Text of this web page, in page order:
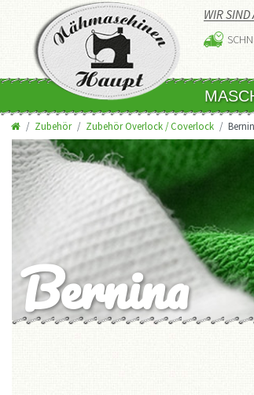
WIR
Zubehör Zubehör Overlock / Coverlock
Bernina